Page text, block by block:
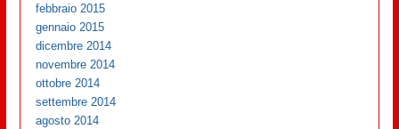
febbraio 2015
gennaio 2015
dicembre 2014
novembre 2014
ottobre 2014
settembre 2014
agosto 2014